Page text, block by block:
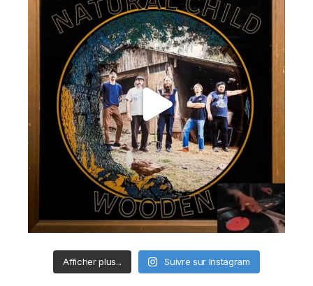
Afficher plus... Suivre sur Instagram